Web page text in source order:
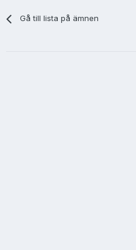
Gå till lista på ämnen